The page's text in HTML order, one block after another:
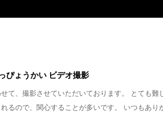
ぴょうかい ビデオ撮影
て、撮影させていただいております。 とても難
るので、関心することが多いです。 いつもあり